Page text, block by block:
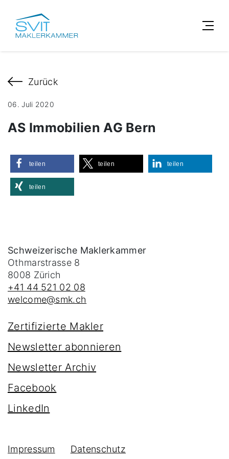
Zurück
06. Juli 2020
AS Immobilien AG Bern
teilen teilen teilen
teilen
Schweizerische Maklerkammer
Othmarstrasse 8
8008 Zürich
+41 44 521 02 08
welcome@smk.ch
Zertifizierte Makler
Newsletter abonnieren
Newsletter Archiv
Facebook
LinkedIn
Impressum Datenschutz